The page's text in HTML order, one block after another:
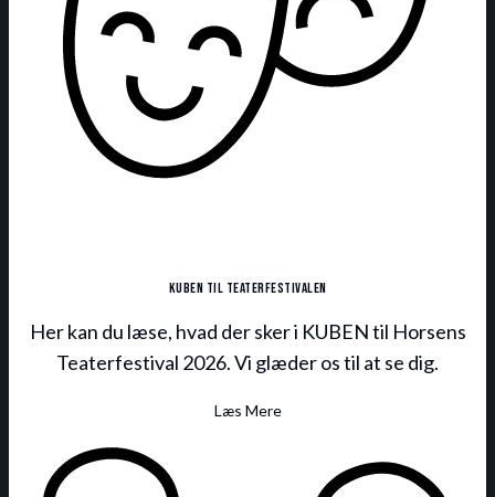
KUBEN til teaterfestivalen
Her kan du læse, hvad der sker i KUBEN til Horsens
Teaterfestival 2026. Vi glæder os til at se dig.
Læs Mere